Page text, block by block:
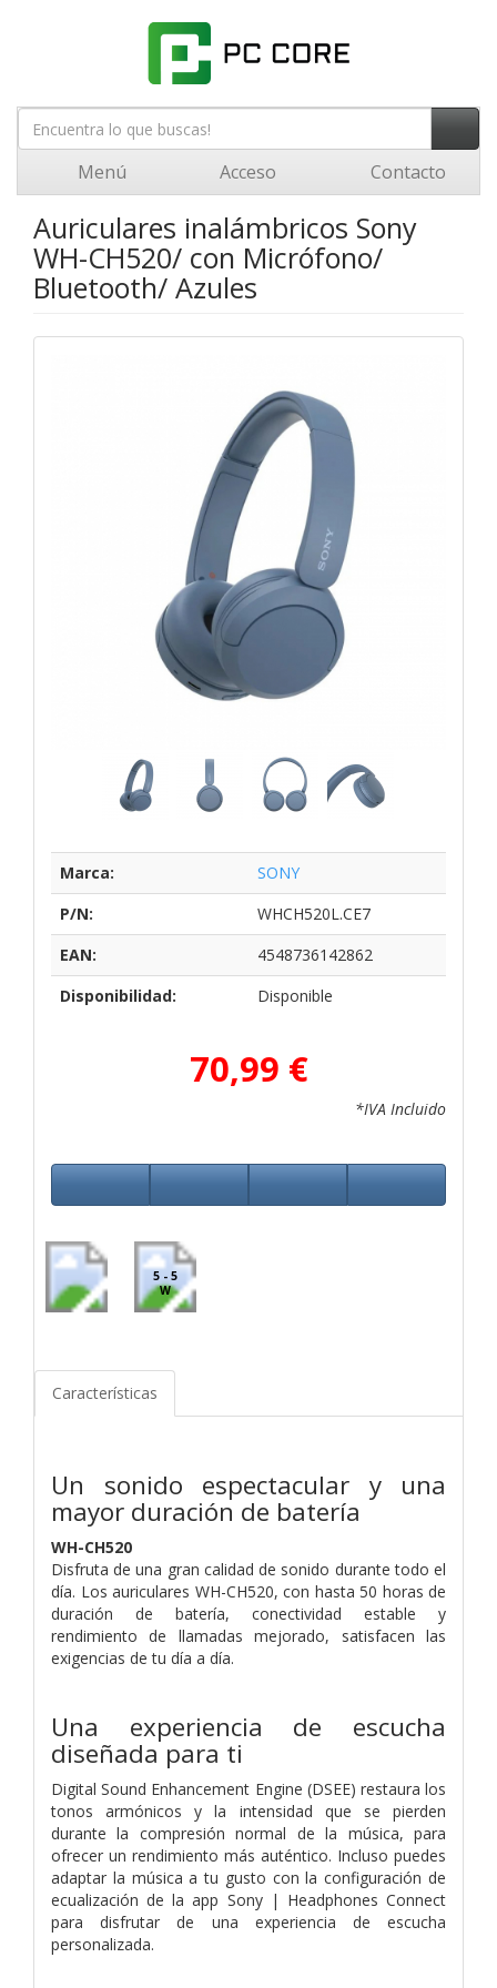
Menú Acceso Contacto
Auriculares inalámbricos Sony
WH-CH520/ con Micrófono/
Bluetooth/ Azules
Marca:
SONY
P/N:
WHCH520L.CE7
EAN:
4548736142862
Disponibilidad:
Disponible
70,99 €
*IVA Incluido
5 - 5
W
Características
Un sonido espectacular y una
mayor duración de batería
WH-CH520
Disfruta de una gran calidad de sonido durante todo el
día. Los auriculares WH-CH520, con hasta 50 horas de
duración de batería, conectividad estable y
rendimiento de llamadas mejorado, satisfacen las
exigencias de tu día a día.
Una experiencia de escucha
diseñada para ti
Digital Sound Enhancement Engine (DSEE) restaura los
tonos armónicos y la intensidad que se pierden
durante la compresión normal de la música, para
ofrecer un rendimiento más auténtico. Incluso puedes
adaptar la música a tu gusto con la configuración de
ecualización de la app Sony | Headphones Connect
para disfrutar de una experiencia de escucha
personalizada.